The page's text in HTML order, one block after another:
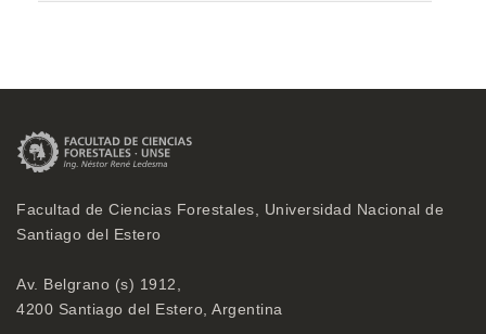
Facultad de Ciencias Forestales, Universidad Nacional de
Santiago del Estero
Av. Belgrano (s) 1912,
4200 Santiago del Estero, Argentina